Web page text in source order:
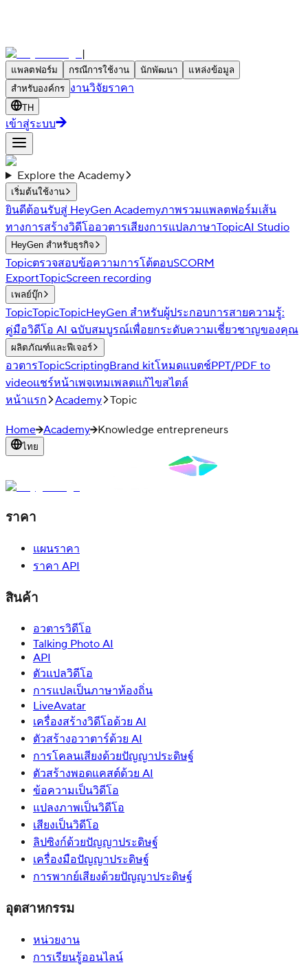
|
แพลตฟอร์ม กรณีการใช้งาน นักพัฒนา
แหล่งข้อมูล
สำหรับองค์กร งานวิจัยราคา
TH
เข้าสู่ระบบ
Explore the Academy
เริ่มต้นใช้งาน
ยินดีต้อนรับสู่ HeyGen Academyภาพรวมแพลตฟอร์มเส้น
ทางการสร้างวิดีโออวตารเสียงการแปลภาษาTopicAI Studio
HeyGen สำหรับธุรกิจ
Topicตรวจสอบข้อความการโต้ตอบSCORM
ExportTopicScreen recording
เพลย์บุ๊ก
TopicTopicTopicHeyGen สำหรับผู้ประกอบการสายความรู้:
คู่มือวิดีโอ AI ฉบับสมบูรณ์เพื่อยกระดับความเชี่ยวชาญของคุณ
ผลิตภัณฑ์และฟีเจอร์
อวตารTopicScriptingBrand kitโหมดแบตช์PPT/PDF to
videoแชร์หน้าเพจเทมเพลตแก้ไขสไตล์
หน้าแรก
Academy Topic
Home Academy Knowledge entrepreneurs
ไทย
ราคา
แผนราคา
ราคา API
สินค้า
อวตารวิดีโอ
Talking Photo AI
API
ตัวแปลวิดีโอ
การแปลเป็นภาษาท้องถิ่น
LiveAvatar
เครื่องสร้างวิดีโอด้วย AI
ตัวสร้างอวาตาร์ด้วย AI
การโคลนเสียงด้วยปัญญาประดิษฐ์
ตัวสร้างพอดแคสต์ด้วย AI
ข้อความเป็นวิดีโอ
แปลงภาพเป็นวิดีโอ
เสียงเป็นวิดีโอ
ลิปซิงก์ด้วยปัญญาประดิษฐ์
เครื่องมือปัญญาประดิษฐ์
การพากย์เสียงด้วยปัญญาประดิษฐ์
อุตสาหกรรม
หน่วยงาน
การเรียนรู้ออนไลน์